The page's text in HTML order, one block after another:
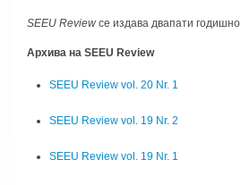
SEEU Review се издава двапати годишно.
Архива на SEEU Review
SEEU Review vol. 20 Nr. 1
SEEU Review vol. 19 Nr. 2
SEEU Review vol. 19 Nr. 1